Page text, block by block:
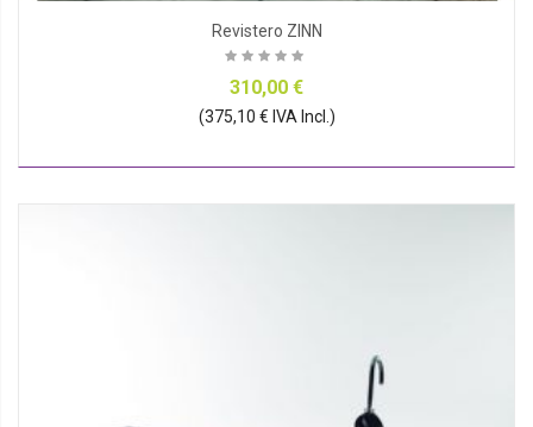
Revistero ZINN
310,00 €
(375,10 € IVA Incl.)